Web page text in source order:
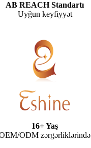
AB REACH Standartı
Uyğun keyfiyyət
16+ Yaş
ODM zərgərliklərində